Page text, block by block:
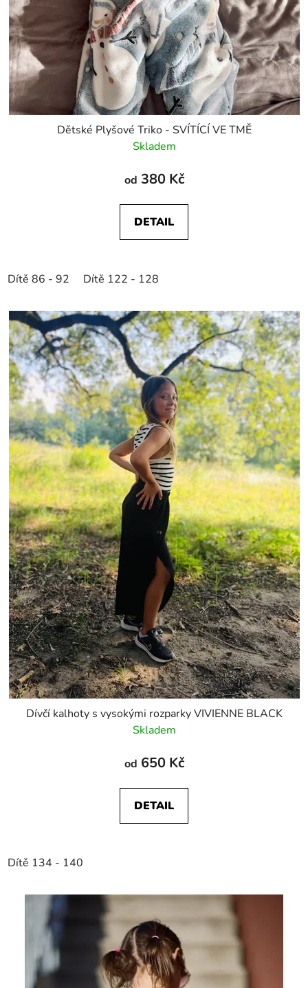
Dětské Plyšové Triko - SVÍTÍCÍ VE TMĚ
Skladem
od 380 Kč
DETAIL
Dítě 86 - 92 Dítě 122 - 128
Dívčí kalhoty s vysokými rozparky VIVIENNE BLACK
Skladem
od 650 Kč
DETAIL
Dítě 134 - 140